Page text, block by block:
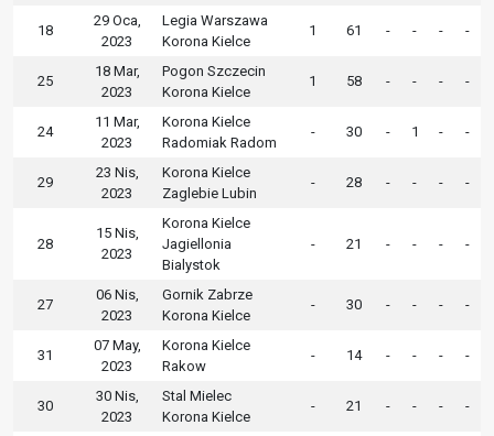
18
29 Oca,
2023
Legia Warszawa
Korona Kielce
1 61 - - - -
25
18 Mar,
2023
Pogon Szczecin
Korona Kielce
1 58 - - - -
24
11 Mar,
2023
Korona Kielce
Radomiak Radom
- 30 - 1 - -
29
23 Nis,
2023
Korona Kielce
Zaglebie Lubin
- 28 - - - -
28
15 Nis,
2023
Korona Kielce
Jagiellonia
Bialystok
- 21 - - - -
27
06 Nis,
2023
Gornik Zabrze
Korona Kielce
- 30 - - - -
31
07 May,
2023
Korona Kielce
Rakow
- 14 - - - -
30
30 Nis,
2023
Stal Mielec
Korona Kielce
- 21 - - - -